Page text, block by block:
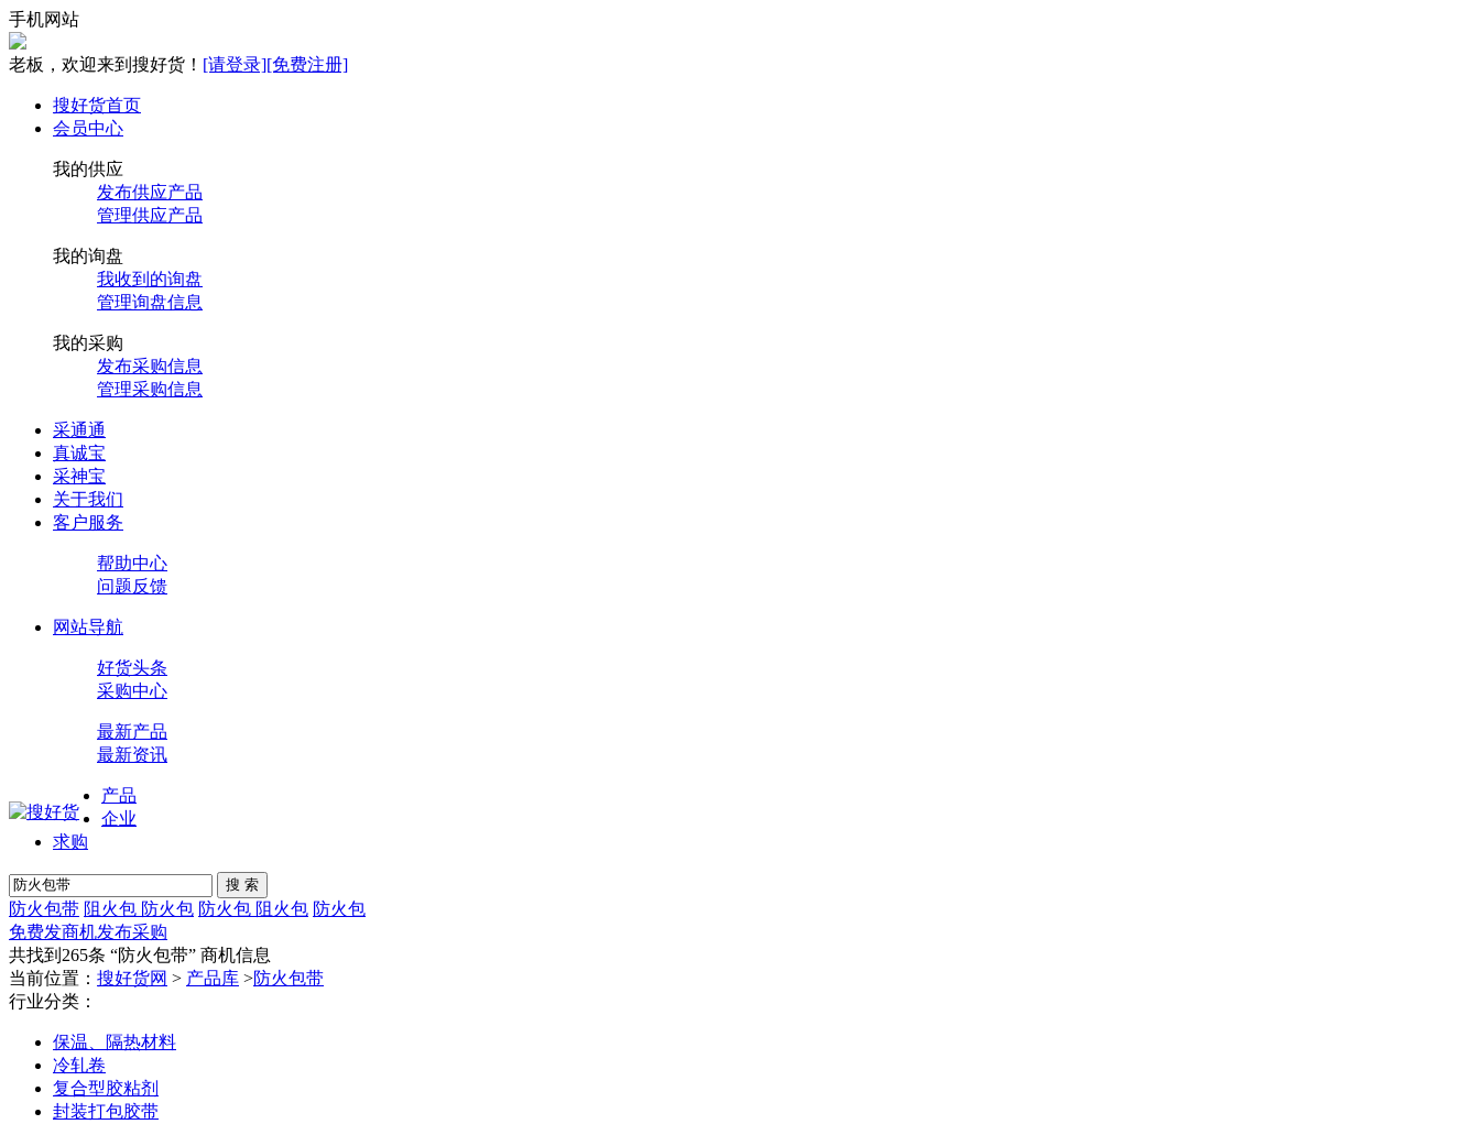
手机网站
老板，欢迎来到搜好货！ [请登录][免费注册]
搜好货首页
会员中心
我的供应
发布供应产品
管理供应产品
我的询盘
我收到的询盘
管理询盘信息
我的采购
发布采购信息
管理采购信息
采通通
真诚宝
采神宝
关于我们
客户服务
帮助中心
问题反馈
网站导航
好货头条
采购中心
最新产品
最新资讯
产品
企业
求购
搜 索
防火包带 阻火包 防火包 防火包 阻火包 防火包
免费发商机发布采购
共找到265条 “防火包带” 商机信息
当前位置： 搜好货网 > 产品库 >防火包带
行业分类：
保温、隔热材料
冷轧卷
复合型胶粘剂
封装打包胶带